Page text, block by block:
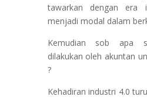
tawarkan dengan era
menjadi modal dalam
Kemudian sob apa
dilakukan oleh akuntan
?
Kehadiran industri 4.0